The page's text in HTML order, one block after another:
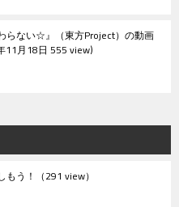
わらない☆』（東方Project）の動画
11月18日 555 view
う！ （291 view）